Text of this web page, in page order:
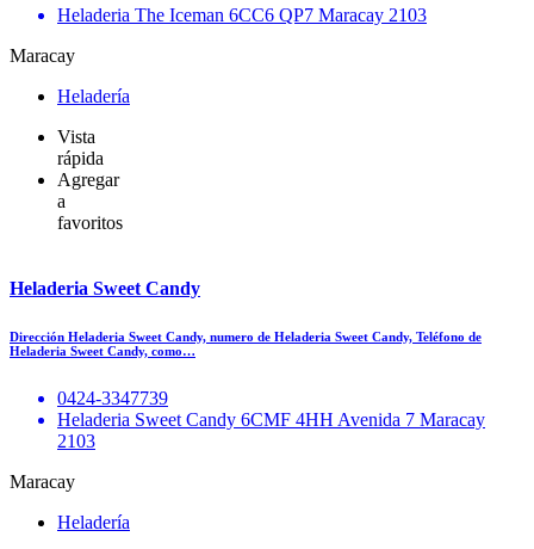
Heladeria The Iceman 6CC6 QP7 Maracay 2103
Maracay
Heladería
Vista
rápida
Agregar
a
favoritos
Heladeria Sweet Candy
Dirección Heladeria Sweet Candy, numero de Heladeria Sweet Candy, Teléfono de
Heladeria Sweet Candy, como…
0424-3347739
Heladeria Sweet Candy 6CMF 4HH Avenida 7 Maracay
2103
Maracay
Heladería